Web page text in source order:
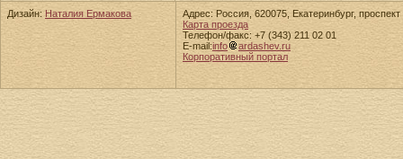
Дизайн: Наталия Ермакова
Адрес: Россия, 620075, Екатеринбург,
Карта проезда
Телефон/факс: +7 (343) 211 02 01
E-mail:info
ardashev.ru
Корпоративный портал